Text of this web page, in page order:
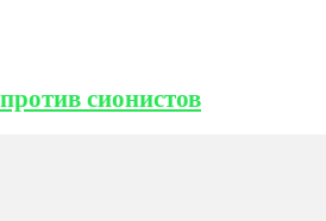
сионистов